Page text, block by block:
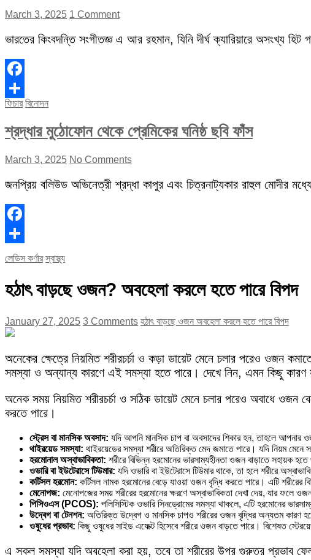
March 3, 2025 1 Comment
ভারতের কিংবদন্তি সংগীতজ্ঞ এ আর রহমান, যিনি দীর্ঘ ক্যারিয়ারে অসংখ্য
Facebook
Share
ফিচার বিনোদন
শ্রদ্ধার মুঠোফোন থেকে প্রেমিকের ঘনিষ্ঠ ছবি ফাঁস
March 3, 2025 No Comments
জনপ্রিয় বলিউড অভিনেত্রী শ্রদ্ধা কাপুর এবং চিত্রনাট্যকার রাহুল মোদীর
Facebook
Share
লেডিস কর্ণার স্বাস্থ্য
হঠাৎ বাড়ছে ওজন? অবহেলা করলে হতে পারে বিপদ
January 27, 2025 3 Comments হঠাৎ বাড়ছে ওজন অবহেলা করলে হতে পারে বিপদ
অনেকের ক্ষেত্রে নিয়মিত শরীরচর্চা ও কড়া ডায়েট মেনে চলার পরেও ওজন
সমস্যা ও অন্যান্য কারণে এই সমস্যা হতে পারে। দেখে নিন, এমন কিছু কারণ
অনেক সময় নিয়মিত শরীরচর্চা ও সঠিক ডায়েট মেনে চলার পরেও অবাধে
করতে পারে।
স্ট্রেস বা মানসিক অবসাদ: যদি আপনি মানসিক চাপ বা অবসাদের শিকার হন, তাহলে আপনার
থাইরয়েড সমস্যা: থাইরয়েডের সমস্যা শরীরে অতিরিক্ত মেদ জমাতে পারে। যদি নিয়ম
হরমোনাল অস্বাভাবিকতা: শরীরে বিভিন্ন হরমোনের ভারসাম্যহীনতা ওজন বাড়াতে সহায়ক
ওভারি বা ইউটেরাসে টিউমার: যদি ওভারি বা ইউটেরাসে টিউমার থাকে, তা হলে শরীরে
কর্টিসল হরমোন: কর্টিসল নামক হরমোনের বেড়ে যাওয়া ওজন বৃদ্ধি করতে পারে। এটি শরীরের
মেনোপজ: মেনোপজের সময় শরীরের হরমোনের ক্ষরণে অস্বাভাবিকতা দেখা দেয়, যার ফলে
পিসিওএস (PCOS): পলিসিস্টিক ওভারি সিনড্রোমের সমস্যা থাকলে, এটি হরমোনের
উদ্বেগ বা টেনশন: অতিরিক্ত উদ্বেগ ও মানসিক চাপও শরীরের ওজন বৃদ্ধির অন্যতম কারণ
ওষুধের প্রভাব: কিছু ওষুধের সাইড এফেক্ট হিসেবে শরীরে ওজন বাড়তে পারে। বিশেষত
এ সকল সমস্যা যদি অবহেলা করা হয়, তবে তা শরীরের উপর গুরুতর প্রভাব